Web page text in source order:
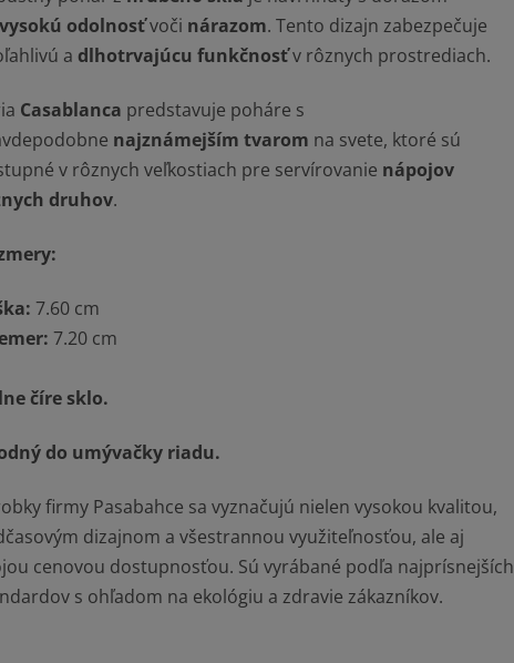
vysokú odolnosťvoči nárazom. Tento dizajn zabezpečuje
a dlhotrvajúcu funkčnosťv rôznych prostrediach.
Casablanca predstavuje poháre s
najznámejším tvarom na svete, ktoré sú
v rôznych veľkostiach pre servírovanie nápojov
druhov.
7.60 cm
7.20 cm
číre sklo.
do umývačky riadu.
firmy Pasabahce sa vyznačujú nielen vysokou kvalitou,
dizajnom a všestrannou využiteľnosťou, ale aj
cenovou dostupnosťou. Sú vyrábané podľa najprísnejších
s ohľadom na ekológiu a zdravie zákazníkov.